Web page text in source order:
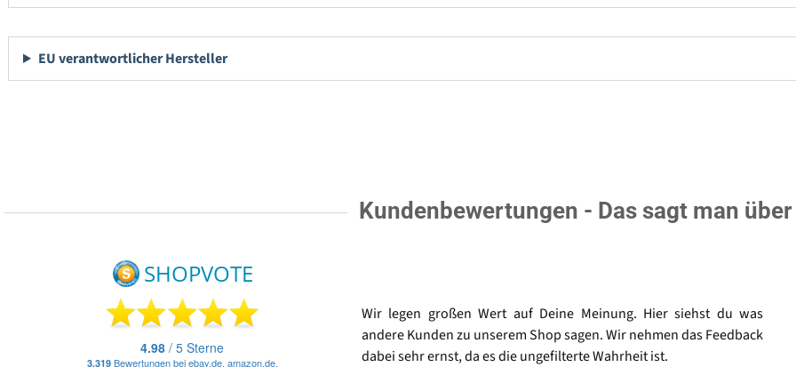
EU verantwortlicher Hersteller
Kundenbewertungen - Das sagt man
Wir legen großen Wert auf Deine Meinung. Hier siehst du was
andere Kunden zu unserem Shop sagen. Wir nehmen das Feedback
dabei sehr ernst, da es die ungefilterte Wahrheit ist.